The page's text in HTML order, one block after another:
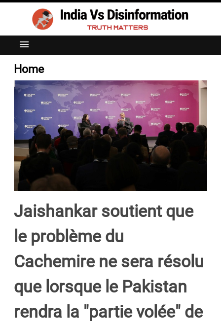
menu
Home
Jaishankar soutient que
le problème du
Cachemire ne sera résolu
que lorsque le Pakistan
rendra la "partie volée" de